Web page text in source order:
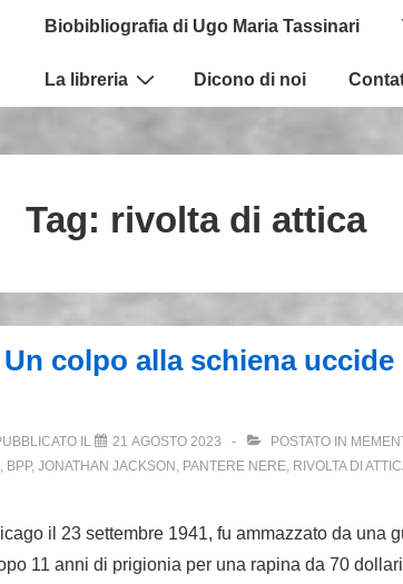
Menu
Biobibliografia di Ugo Maria Tassinari
La libreria Dicono di noi
Tag: rivolta di attica
colpo alla schiena uccide
IL 21 AGOSTO 2023 POSTATO IN
, BPP, JONATHAN JACKSON , PANTERE NERE, RIVOLTA DI
il 23 settembre 1941, fu ammazzato da una
11 anni di prigionia per una rapina da 70